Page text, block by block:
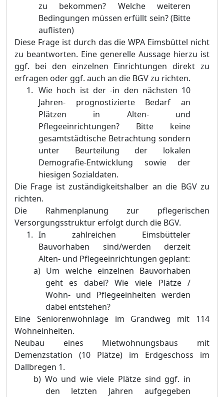
zu bekommen? Welche weiteren
Bedingungen müssen erfüllt sein? (Bitte
auflisten)
Diese Frage ist durch das die WPA Eimsbüttel nicht
zu beantworten. Eine generelle Aussage hierzu ist
ggf. bei den einzelnen Einrichtungen direkt zu
erfragen oder ggf. auch an die BGV zu richten.
Wie hoch ist der -in den nächsten 10
Jahren- prognostizierte Bedarf an
Plätzen in Alten- und
Pflegeeinrichtungen? Bitte keine
gesamtstädtische Betrachtung sondern
unter Beurteilung der lokalen
Demografie-Entwicklung sowie der
hiesigen Sozialdaten.
Die Frage ist zuständigkeitshalber an die BGV zu
richten.
Die Rahmenplanung zur pflegerischen
Versorgungsstruktur erfolgt durch die BGV.
In zahlreichen Eimsbütteler
Bauvorhaben sind/werden derzeit
Alten- und Pflegeeinrichtungen geplant:
a) Um welche einzelnen Bauvorhaben
geht es dabei? Wie viele Plätze /
Wohn- und Pflegeeinheiten werden
dabei entstehen?
Eine Seniorenwohnlage im Grandweg mit 114
Wohneinheiten.
Neubau eines Mietwohnungsbaus mit
Demenzstation (10 Plätze) im Erdgeschoss im
Dallbregen 1.
b) Wo und wie viele Plätze sind ggf. in
den letzten Jahren aufgegeben